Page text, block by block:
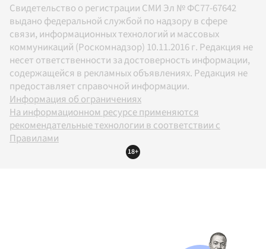
Свидетельство о регистрации СМИ Эл № ФС77-67642
выдано федеральной службой по надзору в сфере
связи, информационных технологий и массовых
коммуникаций (Роскомнадзор) 10.11.2016 г. Редакция не
несет ответственности за достоверность информации,
содержащейся в рекламных объявлениях. Редакция не
предоставляет справочной информации.
Информация об ограничениях
На информационном ресурсе применяются
рекомендательные технологии в соответствии с
Правилами
18+